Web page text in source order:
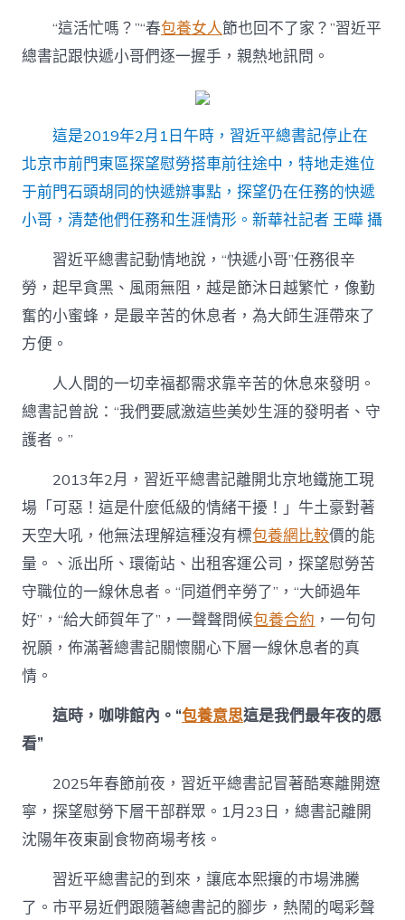
“這活忙嗎？”“春包養女人節也回不了家？”習近平
總書記跟快遞小哥們逐一握手，親熱地訊問。
這是2019年2月1日午時，習近平總書記停止在
北京市前門東區探望慰勞搭車前往途中，特地走進位
于前門石頭胡同的快遞辦事點，探望仍在任務的快遞
小哥，清楚他們任務和生涯情形。新華社記者 王曄 攝
習近平總書記動情地說，“快遞小哥”任務很辛
勞，起早貪黑、風雨無阻，越是節沐日越繁忙，像勤
奮的小蜜蜂，是最辛苦的休息者，為大師生涯帶來了
方便。
人人間的一切幸福都需求靠辛苦的休息來發明。
總書記曾說：“我們要感激這些美妙生涯的發明者、守
護者。”
2013年2月，習近平總書記離開北京地鐵施工現
場「可惡！這是什麼低級的情緒干擾！」牛土豪對著
天空大吼，他無法理解這種沒有標包養網比較價的能
量。、派出所、環衛站、出租客運公司，探望慰勞苦
守職位的一線休息者。“同道們辛勞了”，“大師過年
好”，“給大師賀年了”，一聲聲問候包養合約 ，一句句
祝願，佈滿著總書記關懷關心下層一線休息者的真
情。
這時，咖啡館內。“包養意思這是我們最年夜的愿
看”
2025年春節前夜，習近平總書記冒著酷寒離開遼
寧，探望慰勞下層干部群眾。1月23日，總書記離開
沈陽年夜東副食物商場考核。
習近平總書記的到來，讓底本熙攘的市場沸騰
了。市平易近們跟隨著總書記的腳步，熱鬧的喝彩聲